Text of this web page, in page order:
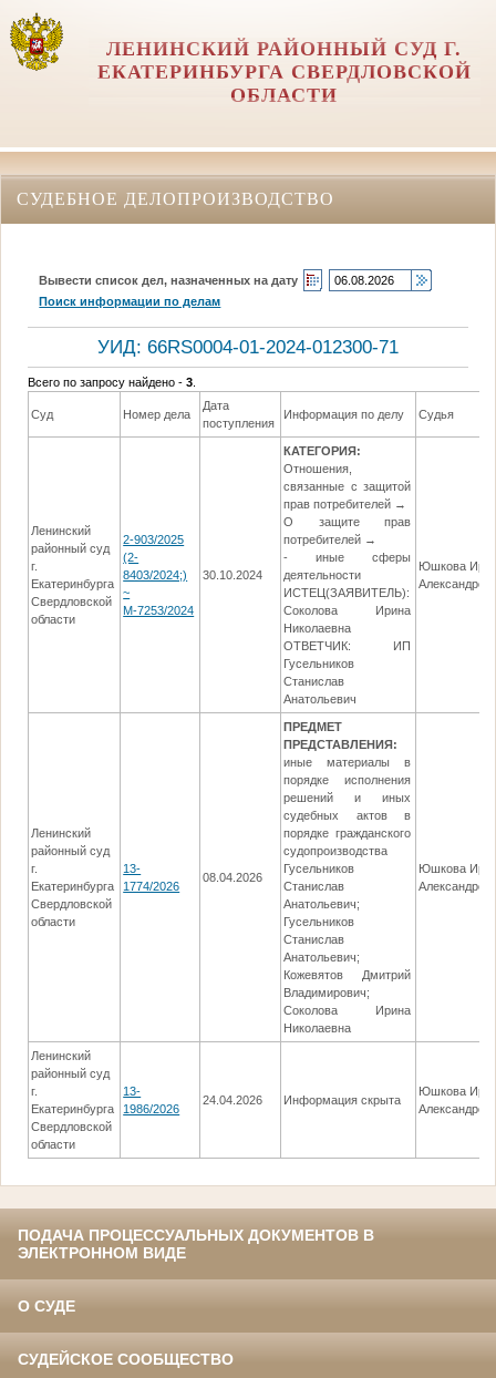
ЛЕНИНСКИЙ РАЙОННЫЙ СУД Г.
ЕКАТЕРИНБУРГА СВЕРДЛОВСКОЙ
ОБЛАСТИ
СУДЕБНОЕ ДЕЛОПРОИЗВОДСТВО
Вывести список дел, назначенных на дату
Поиск информации по делам
УИД: 66RS0004-01-2024-012300-71
Всего по запросу найдено -3
Суд Номер дела
Дата
поступления
Информация по делу Судья
Ленинский
районный суд
г.
Екатеринбурга
Свердловской
области
2-903/2025
(2-
8403/2024;)
~
М-7253/2024
30.10.2024
КАТЕГОРИЯ:
Отношения,
связанные с защитой
прав потребителей →
О защите прав
потребителей →
- иные сферы
деятельности
ИСТЕЦ(ЗАЯВИТЕЛЬ):
Соколова Ирина
Николаевна
ОТВЕТЧИК: ИП
Гусельников
Станислав
Анатольевич
Юшкова
Ленинский
районный суд
г.
Екатеринбурга
Свердловской
области
13-
1774/2026
08.04.2026
ПРЕДМЕТ
ПРЕДСТАВЛЕНИЯ:
иные материалы в
порядке исполнения
решений и иных
судебных актов в
порядке гражданского
судопроизводства
Гусельников
Станислав
Анатольевич;
Гусельников
Станислав
Анатольевич;
Кожевятов Дмитрий
Владимирович;
Соколова Ирина
Николаевна
Юшкова
Ленинский
районный суд
г.
Екатеринбурга
Свердловской
области
13-
1986/2026
24.04.2026 Информация скрыта
Юшкова
ПОДАЧА ПРОЦЕССУАЛЬНЫХ ДОКУМЕНТОВ В
ЭЛЕКТРОННОМ ВИДЕ
О СУДЕ
СУДЕЙСКОЕ СООБЩЕСТВО